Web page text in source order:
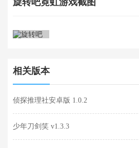
旋转吧霓虹游戏截图
相关版本
侦探推理社安卓版 1.0.2
少年刀剑笑 v1.3.3